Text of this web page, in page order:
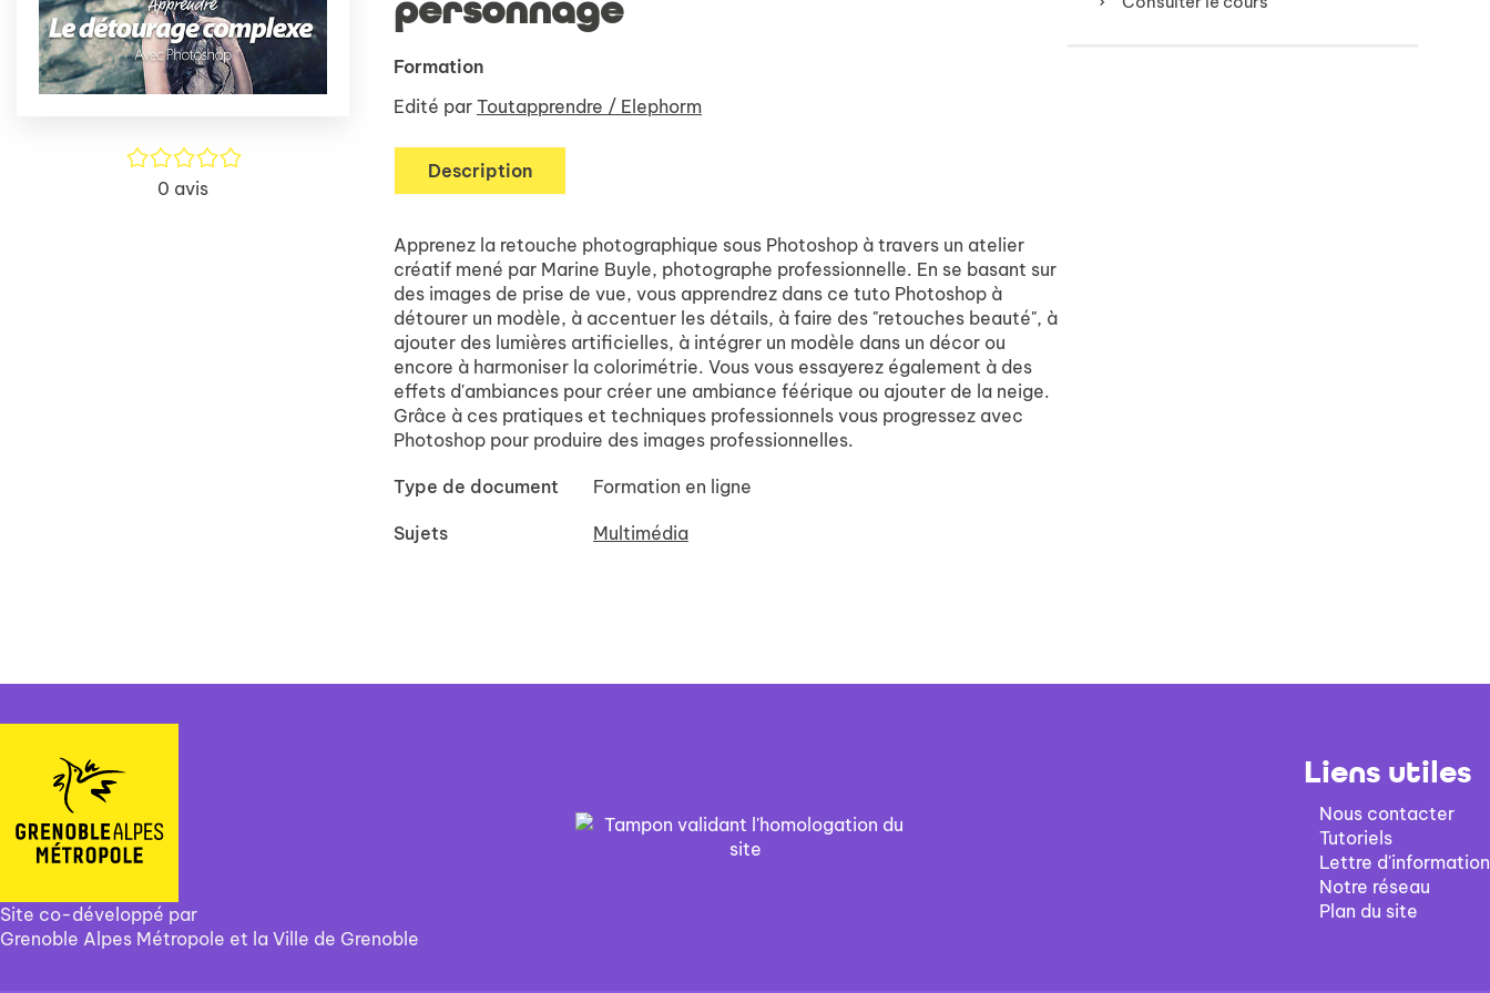
/5
0 avis
personnage
Formation
Edité par Toutapprendre / Elephorm
Description
Apprenez la retouche photographique sous Photoshop à travers un atelier
créatif mené par Marine Buyle, photographe professionnelle. En se basant sur
des images de prise de vue, vous apprendrez dans ce tuto Photoshop à
détourer un modèle, à accentuer les détails, à faire des "retouches beauté", à
ajouter des lumières artificielles, à intégrer un modèle dans un décor ou
encore à harmoniser la colorimétrie. Vous vous essayerez également à des
effets d'ambiances pour créer une ambiance féérique ou ajouter de la neige.
Grâce à ces pratiques et techniques professionnels vous progressez avec
Photoshop pour produire des images professionnelles.
Type de document Formation en ligne
Sujets Multimédia
Site co-développé par
Grenoble Alpes Métropole et la Ville de Grenoble
Liens utiles
Nous contacter
Tutoriels
Lettre d'information
Notre réseau
Plan du site